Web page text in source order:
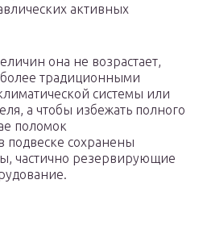
активных
она не возрастает,
более традиционными
системы или
а чтобы избежать полного
поломок
подвеске сохранены
частично резервирующие